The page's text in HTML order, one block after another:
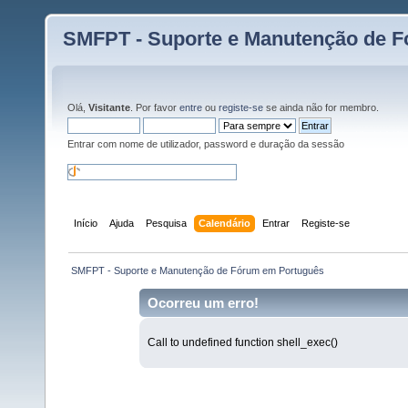
SMFPT - Suporte e Manutenção de
Olá, Visitante . Por favor entre ou registe-se se ainda não for membro.
Entrar com nome de utilizador, password e duração da sessão
Início Ajuda Pesquisa Calendário Entrar Registe-se
SMFPT - Suporte e Manutenção de Fórum em Português
Ocorreu um erro!
Call to undefined function shell_exec()